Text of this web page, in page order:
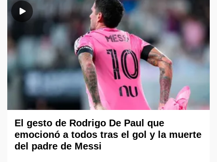
El gesto de Rodrigo De Paul que
emocionó a todos tras el gol y la muerte
del padre de Messi